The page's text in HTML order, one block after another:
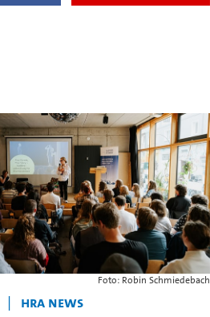
Foto: Robin Schmiedebach
| HRA News